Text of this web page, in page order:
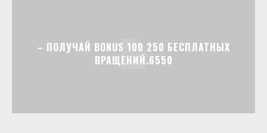
– ПОЛУЧАЙ BONUS 100 250 БЕСПЛАТНЫХ
ВРАЩЕНИЙ.6550